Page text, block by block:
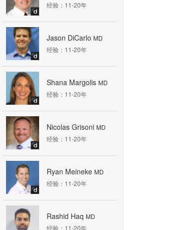
经验：11-20年
Jason DiCarlo MD
经验：11-20年
Shana Margolis MD
经验：11-20年
Nicolas Grisoni MD
经验：11-20年
Ryan Meineke MD
经验：11-20年
Rashid Haq MD
经验：11-20年